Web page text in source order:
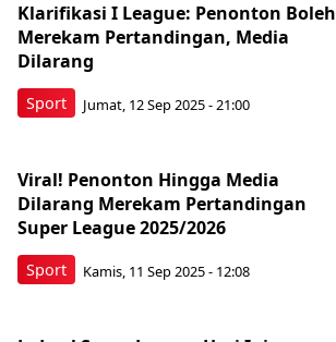
Sport
Klarifikasi I League: Penonton Boleh
Merekam Pertandingan, Media
Dilarang
Jumat, 12 Sep 2025 - 21:00
Sport
Viral! Penonton Hingga Media
Dilarang Merekam Pertandingan
Super League 2025/2026
Kamis, 11 Sep 2025 - 12:08